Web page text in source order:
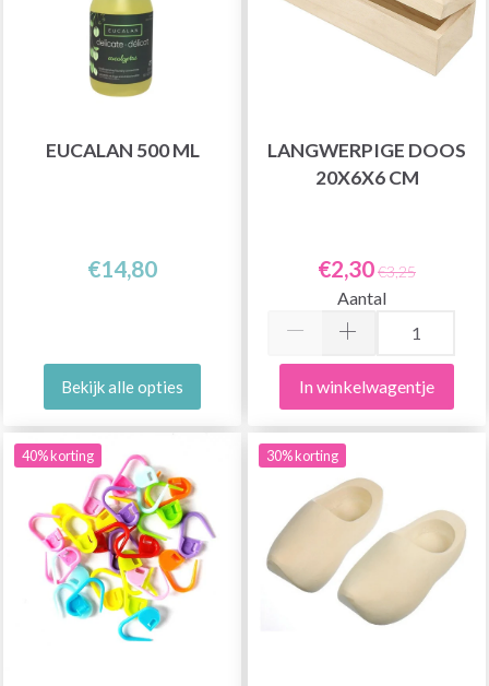
EUCALAN 500 ML
€14,80
Bekijk alle opties
LANGWERPIGE DOOS
20X6X6 CM
€2,30€3,25
Aantal
In winkelwagentje
40% korting 30% korting